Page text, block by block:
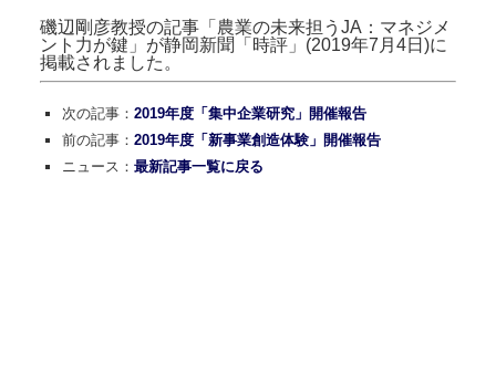
磯辺剛彦教授の記事「農業の未来担うJA：マネジメ
ント力が鍵」が静岡新聞「時評」(2019年7月4日)に
掲載されました。
次の記事： 2019年度「集中企業研究」開催報告
前の記事： 2019年度「新事業創造体験」開催報告
ニュース： 最新記事一覧に戻る